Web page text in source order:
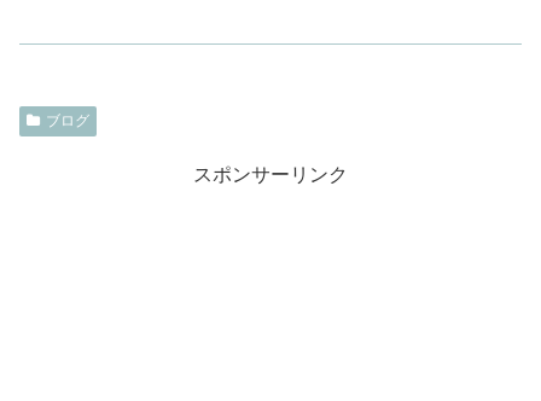
ブログ
スポンサーリンク